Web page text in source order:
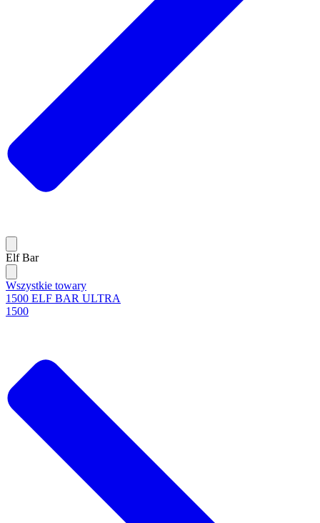
Elf Bar
Wszystkie towary
1500 ELF BAR ULTRA
1500